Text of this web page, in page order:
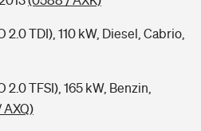
2.0 TDI), 110 kW, Diesel, Cabrio,
TFSI), 165 kW, Benzin,